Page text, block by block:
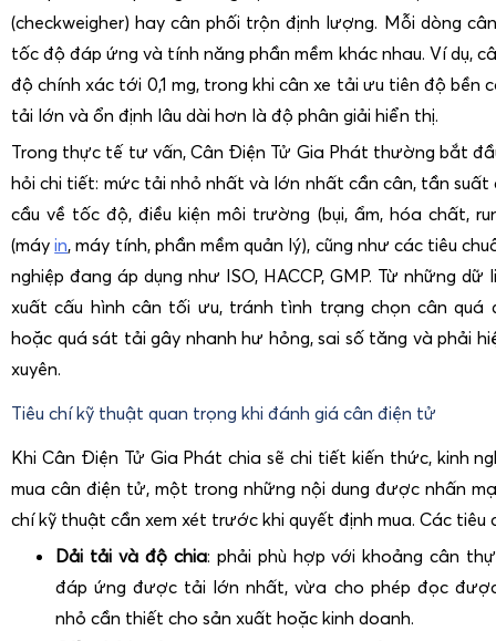
(checkweigher) hay cân phối trộn định lượng. Mỗi dòng
tốc độ đáp ứng và tính năng phần mềm khác nhau. Ví dụ,
độ chính xác tới 0,1 mg, trong khi cân xe tải ưu tiên độ bền
tải lớn và ổn định lâu dài hơn là độ phân giải hiển thị.
Trong thực tế tư vấn, Cân Điện Tử Gia Phát thường bắt
hỏi chi tiết: mức tải nhỏ nhất và lớn nhất cần cân, tần suất
cầu về tốc độ, điều kiện môi trường (bụi, ẩm, hóa chất,
(máyin, máy tính, phần mềm quản lý), cũng như các tiêu
nghiệp đang áp dụng như ISO, HACCP, GMP. Từ những dữ
xuất cấu hình cân tối ưu, tránh tình trạng chọn cân quá
hoặc quá sát tải gây nhanh hư hỏng, sai số tăng và phải
xuyên.
Tiêu chí kỹ thuật quan trọng khi đánh giá cân điện tử
Khi Cân Điện Tử Gia Phát chia sẽ chi tiết kiến thức, kinh
mua cân điện tử, một trong những nội dung được nhấn
chí kỹ thuật cần xem xét trước khi quyết định mua. Các tiêu
Dải tải và độ chia: phải phù hợp với khoảng cân
đáp ứng được tải lớn nhất, vừa cho phép đọc
nhỏ cần thiết cho sản xuất hoặc kinh doanh.